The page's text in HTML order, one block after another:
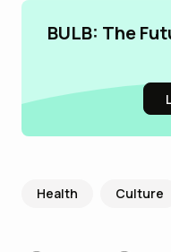
BULB: The
Health Culture